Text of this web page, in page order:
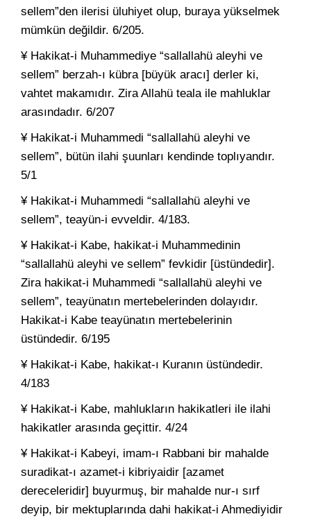
sellem”den ilerisi üluhiyet olup, buraya yükselmek
mümkün değildir. 6/205.
¥ Hakikat-i Muhammediye “sallallahü aleyhi ve
sellem” berzah-ı kübra [büyük aracı] derler ki,
vahtet makamıdır. Zira Allahü teala ile mahluklar
arasındadır. 6/207
¥ Hakikat-i Muhammedi “sallallahü aleyhi ve
sellem”, bütün ilahi şuunları kendinde toplıyandır.
5/1
¥ Hakikat-i Muhammedi “sallallahü aleyhi ve
sellem”, teayün-i evveldir. 4/183.
¥ Hakikat-i Kabe, hakikat-i Muhammedinin
“sallallahü aleyhi ve sellem” fevkidir [üstündedir].
Zira hakikat-i Muhammedi “sallallahü aleyhi ve
sellem”, teayünatın mertebelerinden dolayıdır.
Hakikat-i Kabe teayünatın mertebelerinin
üstündedir. 6/195
¥ Hakikat-i Kabe, hakikat-ı Kuranın üstündedir.
4/183
¥ Hakikat-i Kabe, mahlukların hakikatleri ile ilahi
hakikatler arasında geçittir. 4/24
¥ Hakikat-i Kabeyi, imam-ı Rabbani bir mahalde
suradikat-ı azamet-i kibriyaidir [azamet
dereceleridir] buyurmuş, bir mahalde nur-ı sırf
deyip, bir mektuplarında dahi hakikat-i Ahmediyidir